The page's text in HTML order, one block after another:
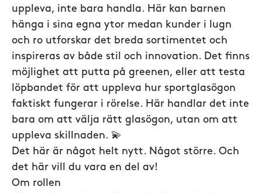
uppleva, inte bara handla. Här kan barnen
hänga i sina egna ytor medan kunder i lugn
och ro utforskar det breda sortimentet och
inspireras av både stil och innovation. Det finns
möjlighet att putta på greenen, eller att testa
löpbandet för att uppleva hur sportglasögon
faktiskt fungerar i rörelse. Här handlar det inte
bara om att välja rätt glasögon, utan om att
uppleva skillnaden. 💫
Det här är något helt nytt. Något större. Och
det här vill du vara en del av!
Om rollen